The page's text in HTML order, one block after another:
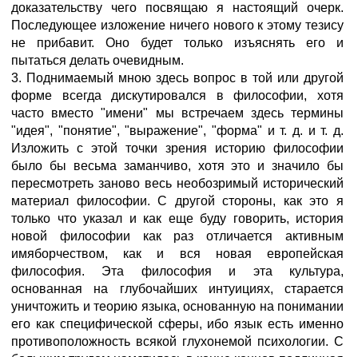
доказательству чего посвящаю я настоящий очерк.
Последующее изложение ничего нового к этому тезису
не прибавит. Оно будет только изъяснять его и
пытаться делать очевидным.
3. Поднимаемый мною здесь вопрос в той или другой
форме всегда дискутировался в философии, хотя
часто вместо "имени" мы встречаем здесь термины
"идея", "понятие", "выражение", "форма" и т. д. и т. д.
Изложить с этой точки зрения историю философии
было бы весьма заманчиво, хотя это и значило бы
пересмотреть заново весь необозримый исторический
материал философии. С другой стороны, как это я
только что указал и как еще буду говорить, история
новой философии как раз отличается активным
имяборчеством, как и вся новая европейская
философия. Эта философия и эта культура,
основанная на глубочайших интуициях, старается
уничтожить и теорию языка, основанную на понимании
его как специфической сферы, ибо язык есть именно
противоположность всякой глухонемой психологии. С